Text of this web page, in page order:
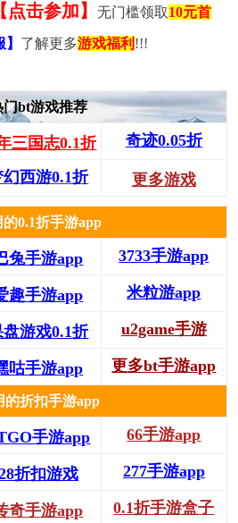
【点击参加】 无门槛领取10元首
了解更多游戏福利 !!!
门bt游戏推荐
三国志0.1折 奇迹0.05折
幻西游0.1折 更多游戏
的0.1折手游app
兔手游app 3733手游app
趣手游app 米粒游app
盘游戏0.1折 u2game手游
咕手游app 更多bt手游app
的折扣手游app
手游app 66手游app
折扣游戏 277手游app
奇手游app 0.1折手游盒子